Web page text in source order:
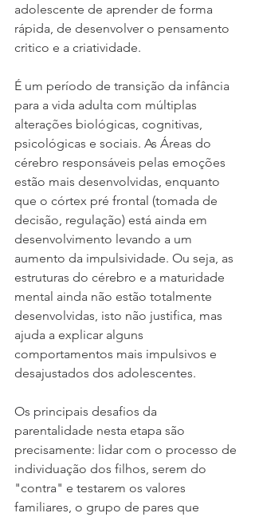
adolescente de aprender de forma
rápida, de desenvolver o pensamento
critico e a criatividade.
É um período de transição da infância
para a vida adulta com múltiplas
alterações biológicas, cognitivas,
psicológicas e sociais. As Áreas do
cérebro responsáveis pelas emoções
estão mais desenvolvidas, enquanto
que o córtex pré frontal (tomada de
decisão, regulação) está ainda em
desenvolvimento levando a um
aumento da impulsividade. Ou seja, as
estruturas do cérebro e a maturidade
mental ainda não estão totalmente
desenvolvidas, isto não justifica, mas
ajuda a explicar alguns
comportamentos mais impulsivos e
desajustados dos adolescentes.
Os principais desafios da
parentalidade nesta etapa são
precisamente: lidar com o processo de
individuação dos filhos, serem do
"contra" e testarem os valores
familiares, o grupo de pares que